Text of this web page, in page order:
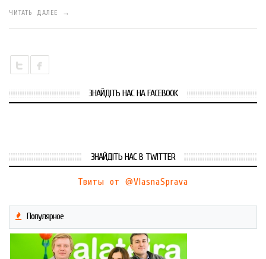
ЧИТАТЬ ДАЛЕЕ →
ЗНАЙДІТЬ НАС НА FACEBOOK
ЗНАЙДІТЬ НАС В TWITTER
Твиты от @VlasnaSprava
Популярное